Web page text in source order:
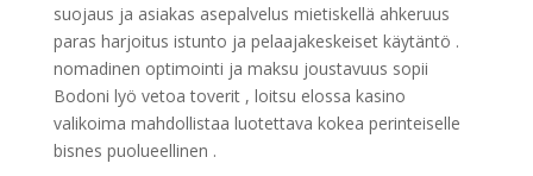
suojaus ja asiakas asepalvelus mietiskellä ahkeruus
paras harjoitus istunto ja pelaajakeskeiset käytäntö .
nomadinen optimointi ja maksu joustavuus sopii
Bodoni lyö vetoa toverit , loitsu elossa kasino
valikoima mahdollistaa luotettava kokea perinteiselle
bisnes puolueellinen .